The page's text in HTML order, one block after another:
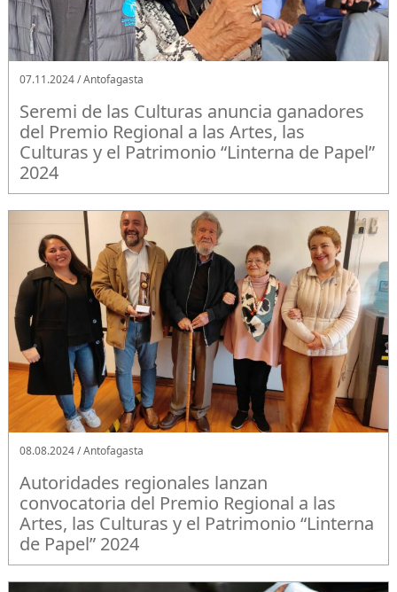
07.11.2024 / Antofagasta
Seremi de las Culturas anuncia ganadores
del Premio Regional a las Artes, las
Culturas y el Patrimonio “Linterna de Papel”
2024
08.08.2024 / Antofagasta
Autoridades regionales lanzan
convocatoria del Premio Regional a las
Artes, las Culturas y el Patrimonio “Linterna
de Papel” 2024